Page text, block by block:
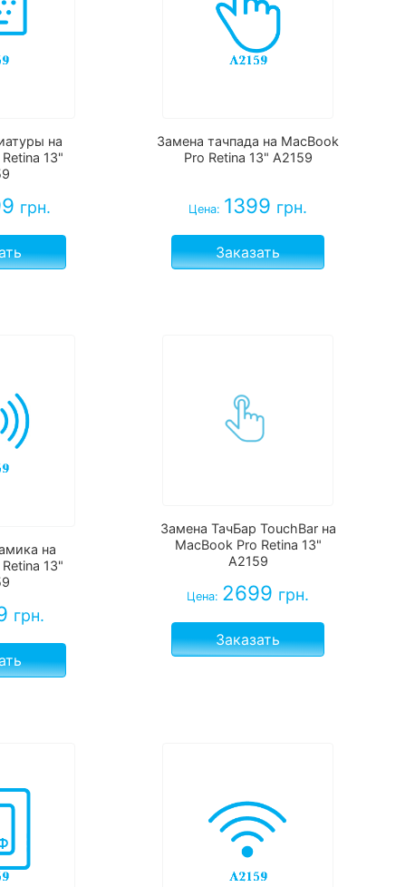
на
13"
грн.
Замена тачпада на MacBook
Pro Retina 13" A2159
Цена: 1399 грн.
Заказать
на
13"
грн.
Замена ТачБар TouchBar на
MacBook Pro Retina 13"
A2159
Цена: 2699 грн.
Заказать